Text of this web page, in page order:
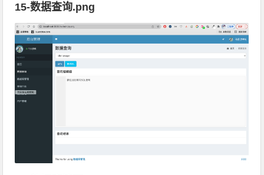
15-数据查询.png